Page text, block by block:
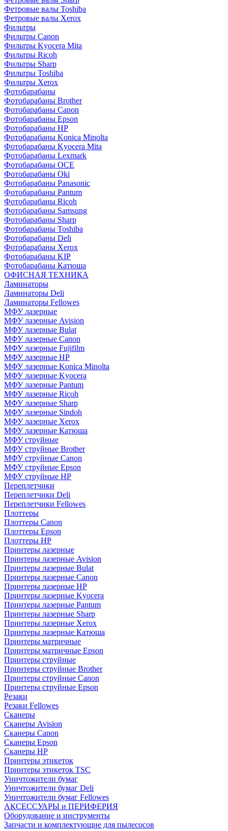
Фетровые валы Toshiba
Фетровые валы Xerox
Фильтры
Фильтры Canon
Фильтры Kyocera Mita
Фильтры Ricoh
Фильтры Sharp
Фильтры Toshiba
Фильтры Xerox
Фотобарабаны
Фотобарабаны Brother
Фотобарабаны Canon
Фотобарабаны Epson
Фотобарабаны HP
Фотобарабаны Konica Minolta
Фотобарабаны Kyocera Mita
Фотобарабаны Lexmark
Фотобарабаны OCE
Фотобарабаны Oki
Фотобарабаны Panasonic
Фотобарабаны Pantum
Фотобарабаны Ricoh
Фотобарабаны Samsung
Фотобарабаны Sharp
Фотобарабаны Toshiba
Фотобарабаны Deli
Фотобарабаны Xerox
Фотобарабаны KIP
Фотобарабаны Катюша
ОФИСНАЯ ТЕХНИКА
Ламинаторы
Ламинаторы Deli
Ламинаторы Fellowes
МФУ лазерные
МФУ лазерные Avision
МФУ лазерные Bulat
МФУ лазерные Canon
МФУ лазерные Fujifilm
МФУ лазерные HP
МФУ лазерные Konica Minolta
МФУ лазерные Kyocera
МФУ лазерные Pantum
МФУ лазерные Ricoh
МФУ лазерные Sharp
МФУ лазерные Sindoh
МФУ лазерные Xerox
МФУ лазерные Катюша
МФУ струйные
МФУ струйные Brother
МФУ струйные Canon
МФУ струйные Epson
МФУ струйные HP
Переплетчики
Переплетчики Deli
Переплетчики Fellowes
Плоттеры
Плоттеры Canon
Плоттеры Epson
Плоттеры HP
Принтеры лазерные
Принтеры лазерные Avision
Принтеры лазерные Bulat
Принтеры лазерные Canon
Принтеры лазерные HP
Принтеры лазерные Kyocera
Принтеры лазерные Pantum
Принтеры лазерные Sharp
Принтеры лазерные Xerox
Принтеры лазерные Катюша
Принтеры матричные
Принтеры матричные Epson
Принтеры струйные
Принтеры струйные Brother
Принтеры струйные Canon
Принтеры струйные Epson
Резаки
Резаки Fellowes
Сканеры
Сканеры Avision
Сканеры Canon
Сканеры Epson
Сканеры HP
Принтеры этикеток
Принтеры этикеток TSC
Уничтожители бумаг
Уничтожители бумаг Deli
Уничтожители бумаг Fellowes
АКСЕССУАРЫ и ПЕРИФЕРИЯ
Оборудование и инструменты
Запчасти и комплектующие для пылесосов